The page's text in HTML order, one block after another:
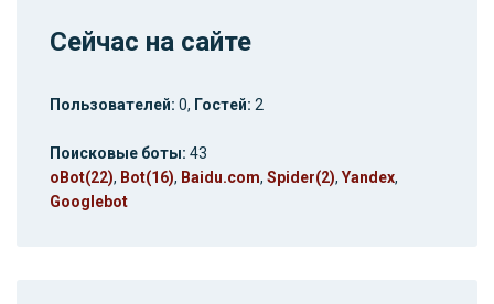
Сейчас на сайте
Пользователей: 0, Гостей: 2
Поисковые боты: 43
oBot(22), Bot(16), Baidu.com, Spider(2), Yandex,
Googlebot